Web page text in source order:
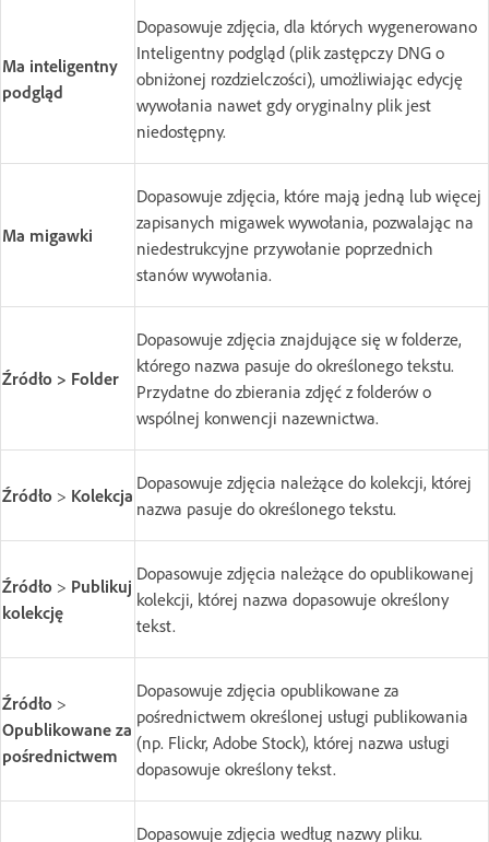
Ma inteligentny
podgląd
Dopasowuje zdjęcia, dla których wygenerowano
Inteligentny podgląd (plik zastępczy DNG o
obniżonej rozdzielczości), umożliwiając edycję
wywołania nawet gdy oryginalny plik jest
niedostępny.
Ma migawki
Dopasowuje zdjęcia, które mają jedną lub więcej
zapisanych migawek wywołania, pozwalając na
niedestrukcyjne przywołanie poprzednich
stanów wywołania.
Źródło > Folder
Dopasowuje zdjęcia znajdujące się w folderze,
którego nazwa pasuje do określonego tekstu.
Przydatne do zbierania zdjęć z folderów o
wspólnej konwencji nazewnictwa.
Źródło > Kolekcja
Dopasowuje zdjęcia należące do kolekcji, której
nazwa pasuje do określonego tekstu.
Źródło > Publikuj
kolekcję
Dopasowuje zdjęcia należące do opublikowanej
kolekcji, której nazwa dopasowuje określony
tekst.
Źródło >
Opublikowane za
pośrednictwem
Dopasowuje zdjęcia opublikowane za
pośrednictwem określonej usługi publikowania
(np. Flickr, Adobe Stock), której nazwa usługi
dopasowuje określony tekst.
Dopasowuje zdjęcia według nazwy pliku.